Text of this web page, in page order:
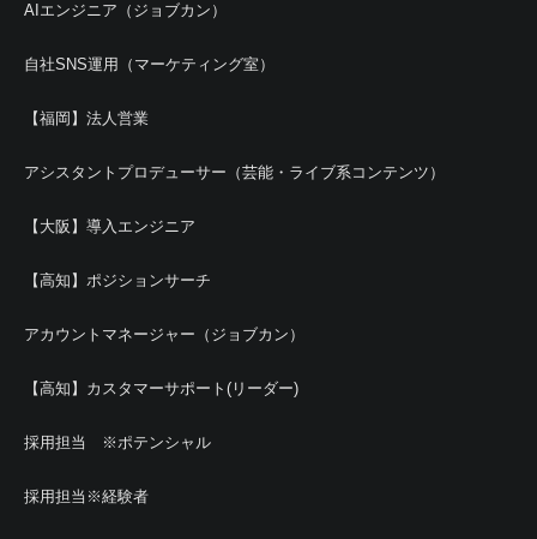
AIエンジニア（ジョブカン）
自社SNS運用（マーケティング室）
【福岡】法人営業
アシスタントプロデューサー（芸能・ライブ系コンテンツ）
【大阪】導入エンジニア
【高知】ポジションサーチ
アカウントマネージャー（ジョブカン）
【高知】カスタマーサポート(リーダー)
採用担当 ※ポテンシャル
採用担当※経験者